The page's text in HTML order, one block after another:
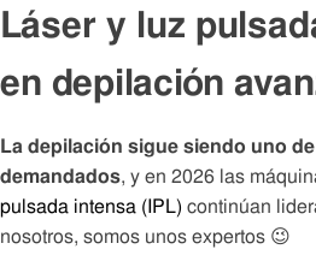
Láser y luz
en depilación
La depilación sigue siendo uno
demandados, y en 2026 las
pulsada intensa (IPL) continúan
nosotros, somos unos expertos 😉